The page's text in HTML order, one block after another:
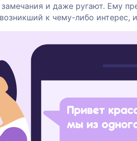
и даже ругают. Ему
к чему-либо интерес,